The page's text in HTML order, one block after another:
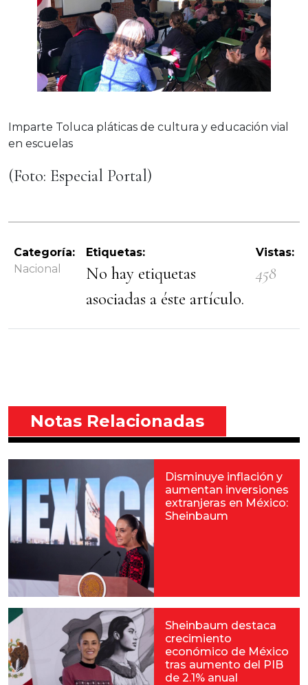
Imparte Toluca pláticas de cultura y educación vial
en escuelas
(Foto: Especial Portal)
Categoría:
Nacional
Etiquetas:
No hay etiquetas
asociadas a éste artículo.
Vistas:
458
Notas Relacionadas
Disminuye inflación y
aumentan inversiones
extranjeras en México:
Sheinbaum
Sheinbaum destaca
crecimiento
económico de México
tras aumento del PIB
de 2.1% anual